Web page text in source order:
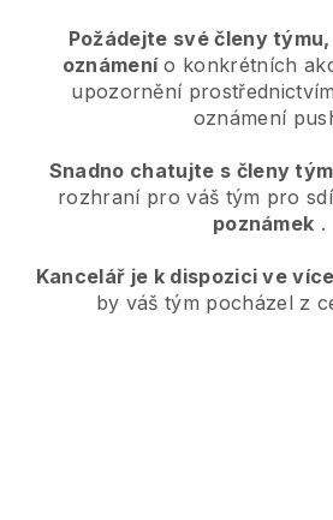
Požádejte své členy
oznámenío konkrétních
upozornění
oznámení
Snadno chatujte s členy
rozhraní pro váš tým pro
poznámek .
Kancelář je k dispozici ve
by váš tým pocházel z